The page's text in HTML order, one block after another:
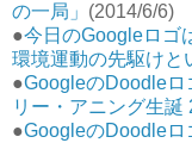
の一局」 (2014/6/6)
●今日のGoogleロゴ
環境運動の先駆けと
●GoogleのDoodleロ
リー・アニング生誕
●GoogleのDoodleロ